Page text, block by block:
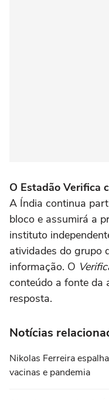
O Estadão Verifica
A Índia continua
bloco e assumirá a
instituto
atividades do grupo
informação. O
conteúdo a fonte da
resposta.
Notícias
Nikolas Ferreira
vacinas e pandemia